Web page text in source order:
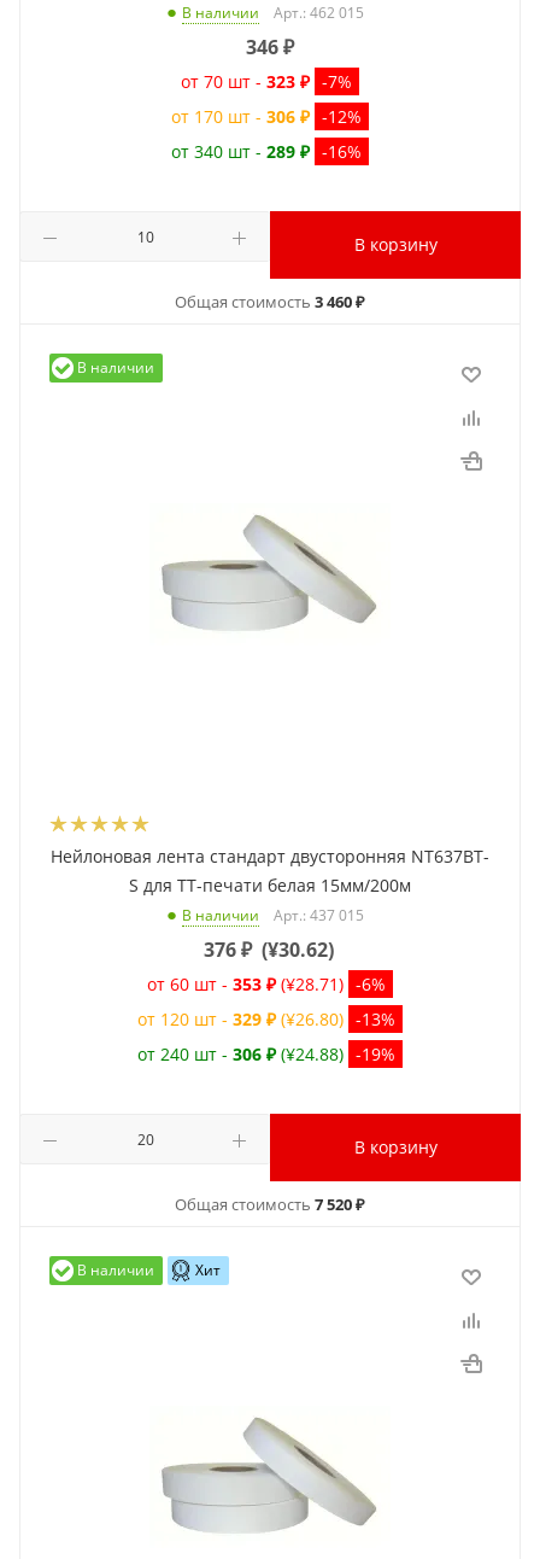
В наличии Арт.: 462 015
346₽
от 70 шт - 323 ₽ -7%
от 170 шт - 306 ₽ -12%
от 340 шт - 289 ₽ -16%
В корзину
Общая стоимость 3 460 ₽
В наличии
Нейлоновая лента стандарт двусторонняя NT637BT-
S для ТТ-печати белая 15мм/200м
В наличии Арт.: 437 015
376₽ (¥30.62)
от 60 шт - 353 ₽ (¥28.71) -6%
от 120 шт - 329 ₽ (¥26.80) -13%
от 240 шт - 306 ₽ (¥24.88) -19%
В корзину
Общая стоимость 7 520 ₽
В наличии Хит